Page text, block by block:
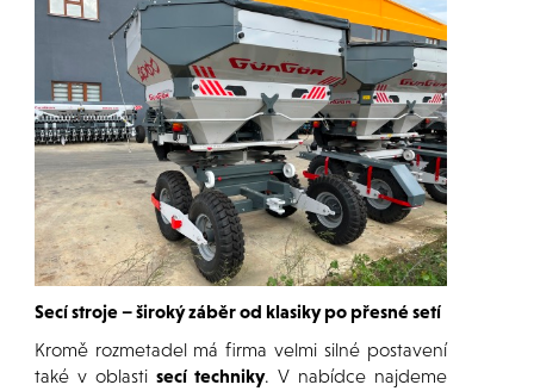
Secí stroje – široký záběr od klasiky po přesné setí
Kromě rozmetadel má firma velmi silné postavení
také v oblasti secí techniky. V nabídce najdeme